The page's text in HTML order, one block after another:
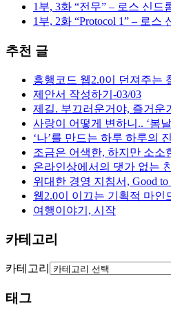
1부, 3화 “전무” – 로스 신드
1부, 2화 “Protocol 1” – 로스
추천 글
흥행코드 웹2.0이 던져주는
제안서 작성하기-03/03
제길. 부끄러운거야, 즐거운
사랑이 어떻게 변하니.. ‘봄
‘나’를 만드는 하루 하루의
조금은 어색한, 하지만 소소
온라인상에서의 댓가 없는
위대한 경영 지침서, Good to
웹2.0이 이끄는 기획적 마인
여행이야기, 시작
카테고리
카테고리
태그